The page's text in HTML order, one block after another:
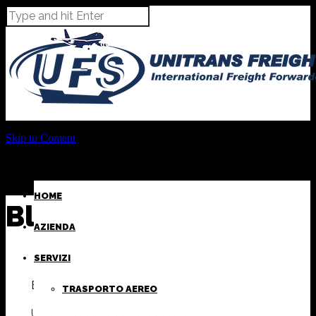
HOME
AZIENDA
SERVIZI
TRASPORTO AEREO
Skip to Content
Blog Archives
By